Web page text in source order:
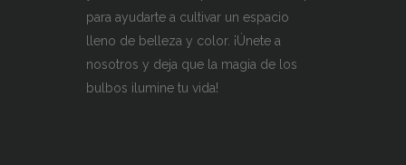
para ayudarte a cultivar un espacio
lleno de belleza y color. ¡Únete a
nosotros y deja que la magia de los
bulbos ilumine tu vida!